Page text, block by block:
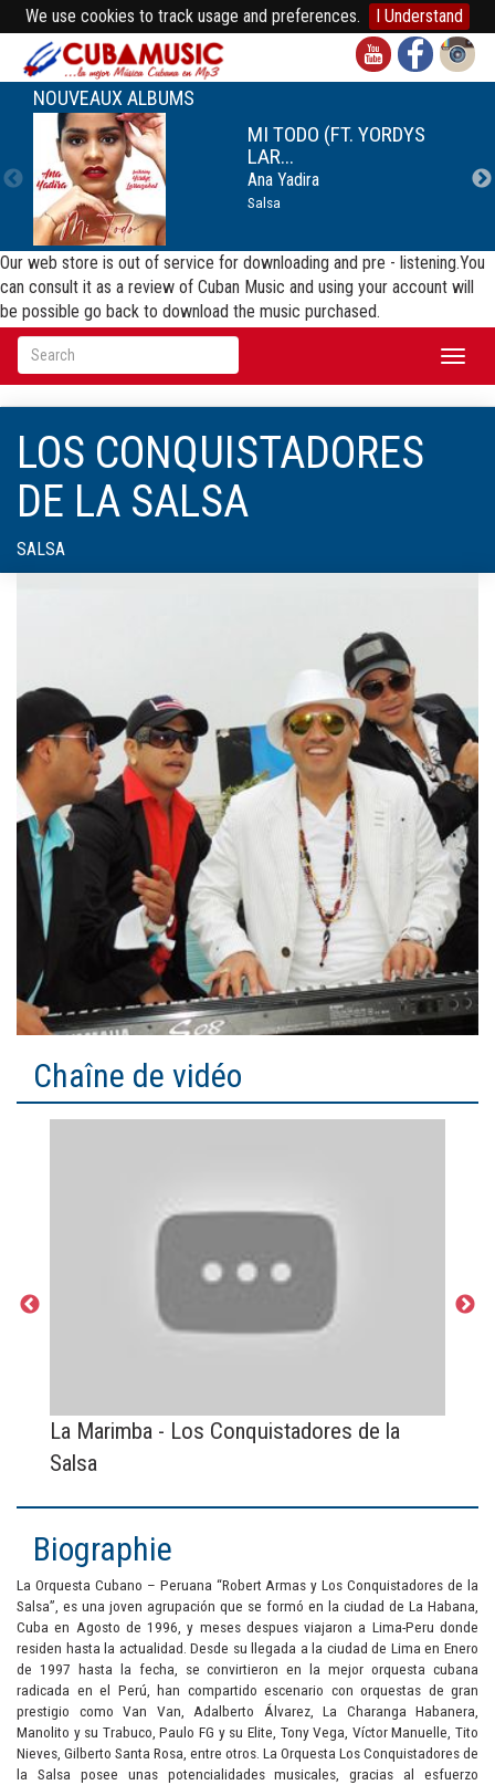
We use cookies to track usage and preferences. I Understand
NOUVEAUX ALBUMS
MI TODO (FT. YORDYS
LAR...
Ana Yadira
Salsa
Our web store is out of service for downloading and pre - listening.You
can consult it as a review of Cuban Music and using your account will
be possible go back to download the music purchased.
LOS CONQUISTADORES
DE LA SALSA
SALSA
Chaîne de vidéo
La Marimba - Los Conquistadores de la
Salsa
Biographie
La Orquesta Cubano – Peruana “Robert Armas y Los Conquistadores de la
Salsa”, es una joven agrupación que se formó en la ciudad de La Habana,
Cuba en Agosto de 1996, y meses despues viajaron a Lima-Peru donde
residen hasta la actualidad. Desde su llegada a la ciudad de Lima en Enero
de 1997 hasta la fecha, se convirtieron en la mejor orquesta cubana
radicada en el Perú, han compartido escenario con orquestas de gran
prestigio como Van Van, Adalberto Álvarez, La Charanga Habanera,
Manolito y su Trabuco, Paulo FG y su Elite, Tony Vega, Víctor Manuelle, Tito
Nieves, Gilberto Santa Rosa, entre otros. La Orquesta Los Conquistadores de
la Salsa posee unas potencialidades musicales, gracias al esfuerzo